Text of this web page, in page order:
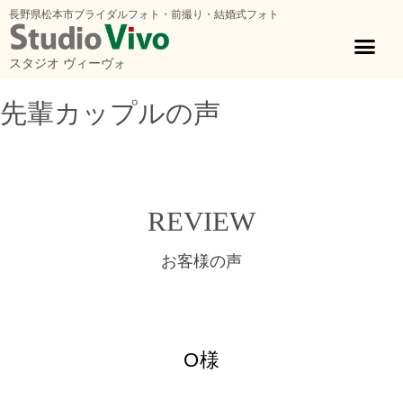
長野県松本市ブライダルフォト・前撮り・結婚式フォト
スタジオ ヴィーヴォ
先輩カップルの声
REVIEW
お客様の声
O様